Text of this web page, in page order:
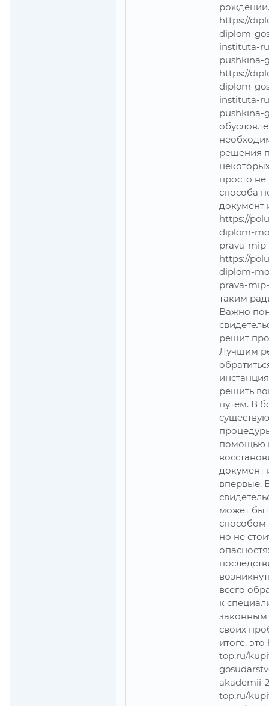
https://
diplom-
instituta-
pushkina-
https://
diplom-
instituta-
pushkina-
решения
просто не
способа
документ
https://
diplom-
prava-
https://
diplom-
prava-
таким
Важно
решит
Лучшим
решить
путем. В
помощью
документ
впервые.
может
способом
но не
всего
к
законным
своих
итоге,
top.ru/
akademii-
top.ru/